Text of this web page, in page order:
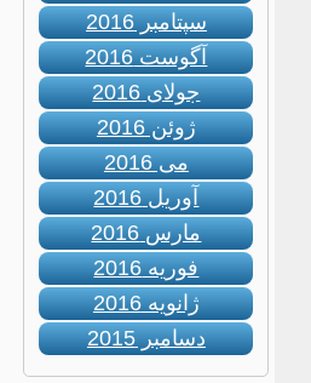
سپتامبر 2016
آگوست 2016
جولای 2016
ژوئن 2016
می 2016
آوریل 2016
مارس 2016
فوریه 2016
ژانویه 2016
دسامبر 2015